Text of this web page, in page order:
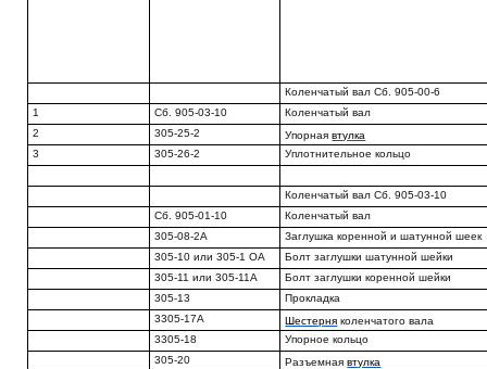
Коленчатый вал Сб. 905-00-6
1
Сб. 905-03-10
Коленчатый вал
2
305-25-2 Упорная втулка
3
305-26-2 Уплотнительное кольцо
Коленчатый вал Сб. 905-03-10
Сб. 905-01-10
Коленчатый вал
305-08-2А
Заглушка коренной и шатунной шеек
305-10 или 305-1 OA
Болт заглушки шатунной шейки
305-11 или 305-11А
Болт заглушки коренной шейки
305-13
Прокладка
3305-17А
Шестерня коленчатого вала
3305-18
Упорное кольцо
305-20
Разъемная втулка